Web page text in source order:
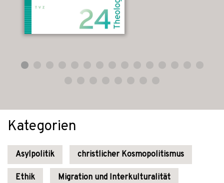
Kategorien
Asylpolitik christlicher Kosmopolitismus
Ethik Migration und Interkulturalität